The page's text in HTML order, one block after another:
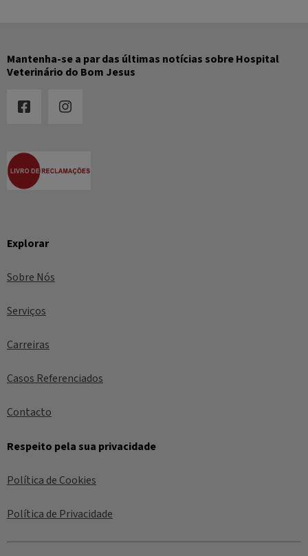
Explorar
Sobre Nós
Serviços
Carreiras
Casos Referenciados
Contacto
Respeito pela sua privacidade
Política de Cookies
Política de Privacidade
Mantenha-se a par das últimas notícias sobre Hospital
Veterinário do Bom Jesus